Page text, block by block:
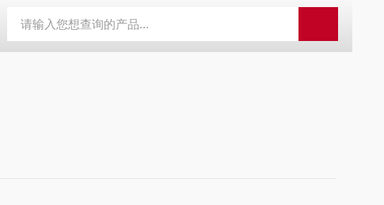
油冷机 高精度恒温冷水机